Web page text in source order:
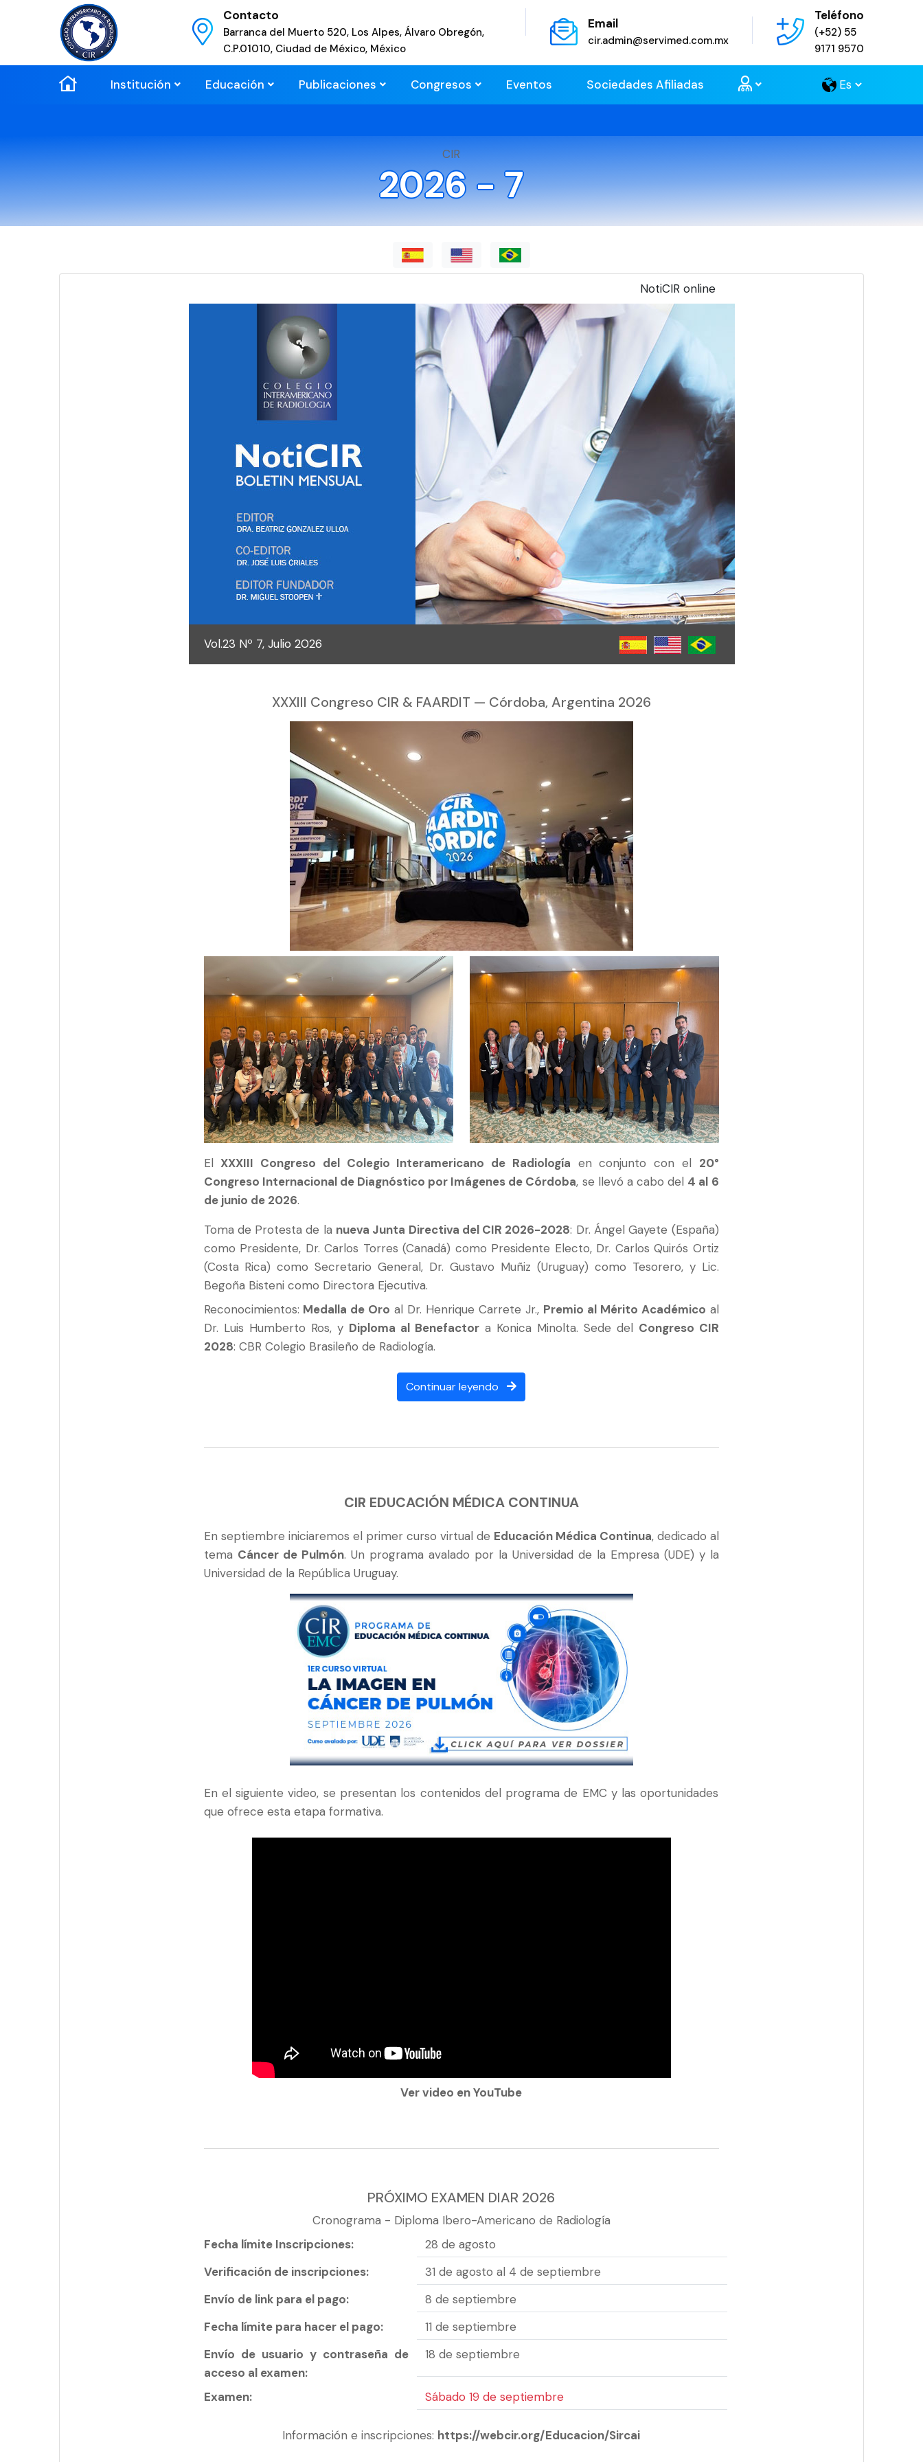
Contacto
Barranca del Muerto 520, Los Alpes, Álvaro Obregón,
C.P.01010, Ciudad de México, México
Email
cir.admin@servimed.com.mx
Teléfono
(+52) 55
9171 9570
Institución Educación Publicaciones Congresos Eventos Sociedades Afiliadas
CIR
2026 - 7
NotiCIR online
Vol.23 Nº 7, Julio 2026
XXXIII Congreso CIR & FAARDIT — Córdoba, Argentina 2026
ElXXXIII Congreso del Colegio Interamericano de Radiología en conjunto con el 20°
Congreso Internacional de Diagnóstico por Imágenes de Córdoba, se llevó a cabo del 4 al 6
de junio de 2026.
Toma de Protesta de la nueva Junta Directiva del CIR 2026-2028: Dr. Ángel Gayete (España)
como Presidente, Dr. Carlos Torres (Canadá) como Presidente Electo, Dr. Carlos Quirós Ortiz
(Costa Rica) como Secretario General, Dr. Gustavo Muñiz (Uruguay) como Tesorero, y Lic.
Begoña Bisteni como Directora Ejecutiva.
Reconocimientos: Medalla de Oro al Dr. Henrique Carrete Jr., Premio al Mérito Académico al
Dr. Luis Humberto Ros, y Diploma al Benefactora Konica Minolta. Sede del Congreso CIR
2028: CBR Colegio Brasileño de Radiología.
Continuar leyendo
CIR EDUCACIÓN MÉDICA CONTINUA
En septiembre iniciaremos el primer curso virtual de Educación Médica Continua, dedicado al
tema Cáncer de Pulmón. Un programa avalado por la Universidad de la Empresa (UDE) y la
Universidad de la República Uruguay.
En el siguiente video, se presentan los contenidos del programa de EMC y las oportunidades
que ofrece esta etapa formativa.
Ver video en YouTube
PRÓXIMO EXAMEN DIAR 2026
Cronograma - Diploma Ibero-Americano de Radiología
Fecha límite Inscripciones:
28 de agosto
Verificación de inscripciones:
31 de agosto al 4 de septiembre
Envío de link para el pago:
8 de septiembre
Fecha límite para hacer el pago:
11 de septiembre
Envío de usuario y contraseña de
acceso al examen:
18 de septiembre
Examen: Sábado 19 de septiembre
Información e inscripciones: https://webcir.org/Educacion/Sircai